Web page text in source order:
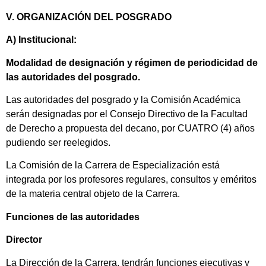
V. ORGANIZACIÓN DEL POSGRADO
A) Institucional:
Modalidad de designación y régimen de periodicidad de
las autoridades del posgrado.
Las autoridades del posgrado y la Comisión Académica
serán designadas por el Consejo Directivo de la Facultad
de Derecho a propuesta del decano, por CUATRO (4) años
pudiendo ser reelegidos.
La Comisión de la Carrera de Especialización está
integrada por los profesores regulares, consultos y eméritos
de la materia central objeto de la Carrera.
Funciones de las autoridades
Director
La Dirección de la Carrera, tendrán funciones ejecutivas y